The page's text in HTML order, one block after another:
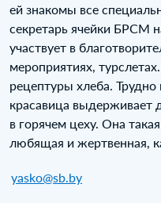
ей знакомы все
секретарь ячейки БРСМ
участвует в
мероприятиях,
рецептуры хлеба. Трудно
красавица выдерживает
в горячем цеху. Она
любящая и жертвенная,
yasko@sb.by